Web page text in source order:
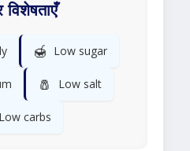
विशेषताएँ
🍯 Low sugar
🧂 Low salt
Low carbs